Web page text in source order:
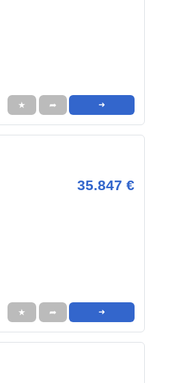
★ ➦ ➜
35.847 €
★ ➦ ➜